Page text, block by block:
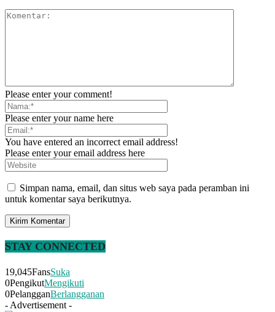
Please enter your comment!
Please enter your name here
You have entered an incorrect email address!
Please enter your email address here
Simpan nama, email, dan situs web saya pada peramban ini
untuk komentar saya berikutnya.
STAY CONNECTED
19,045FansSuka
0PengikutMengikuti
0PelangganBerlangganan
- Advertisement -